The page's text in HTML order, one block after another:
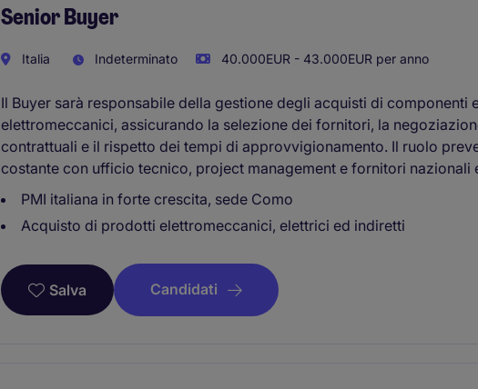
Senior Buyer
Italia Indeterminato 40.000EUR - 43.000EUR per anno
Il Buyer sarà responsabile della gestione degli acquisti di componenti
elettromeccanici, assicurando la selezione dei fornitori, la
contrattuali e il rispetto dei tempi di approvvigionamento. Il ruolo
costante con ufficio tecnico, project management e fornitori nazionali
PMI italiana in forte crescita, sede Como
Acquisto di prodotti elettromeccanici, elettrici ed indiretti
Salva Candidati